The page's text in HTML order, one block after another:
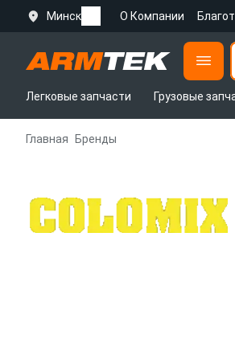
Минск О Компании
Легковые запчасти Грузовые
Главная Бренды